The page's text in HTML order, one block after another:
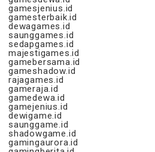
gamesjenius.id
gamesterbaik.id
dewagames.id
saunggames.id
sedapgames.id
majestigames.id
gamebersama.id
gameshadow.id
rajagames.id
gameraja.id
gamedewa.id
gamejenius.id
dewigame.id
saunggame.id
shadowgame.id
gamingaurora.id